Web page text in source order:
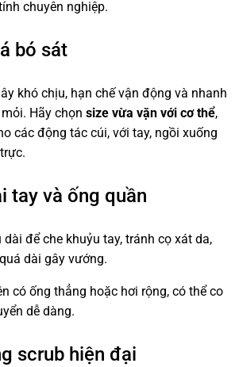
chuyên nghiệp.
bó sát
khó chịu, hạn chế vận động và nhanh
Hãy chọn size vừa vặn với cơ thể,
các động tác cúi, với tay, ngồi xuống
tay và ống quần
dài để che khuỷu tay, tránh cọ xát da,
dài gây vướng.
có ống thẳng hoặc hơi rộng, có thể co
dễ dàng.
scrub hiện đại